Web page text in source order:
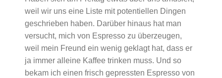
weil wir uns eine Liste mit potentiellen Dingen
geschrieben haben. Darüber hinaus hat man
versucht, mich von Espresso zu überzeugen,
weil mein Freund ein wenig geklagt hat, dass er
ja immer alleine Kaffee trinken muss. Und so
bekam ich einen frisch gepressten Espresso von